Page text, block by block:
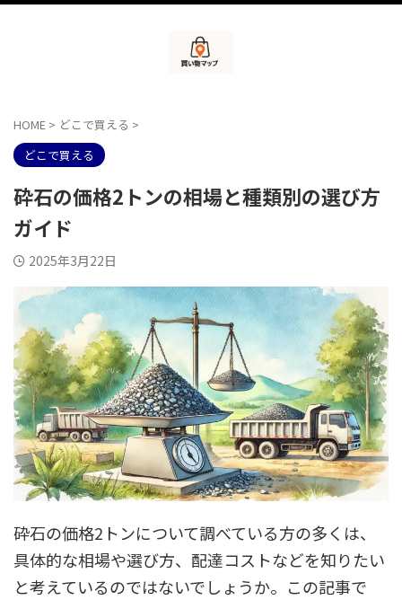
HOME > どこで買える >
どこで買える
砕石の価格2トンの相場と種類別の選び方
ガイド
2025年3月22日
砕石の価格2トンについて調べている方の多くは、
具体的な相場や選び方、配達コストなどを知りたい
と考えているのではないでしょうか。この記事で